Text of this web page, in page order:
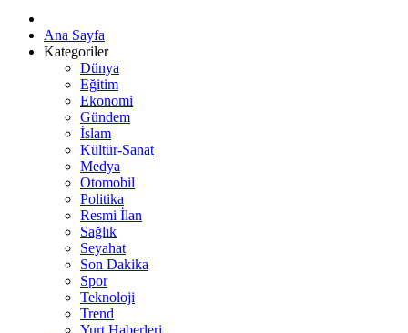
Ana Sayfa
Kategoriler
Dünya
Eğitim
Ekonomi
Gündem
İslam
Kültür-Sanat
Medya
Otomobil
Politika
Resmi İlan
Sağlık
Seyahat
Son Dakika
Spor
Teknoloji
Trend